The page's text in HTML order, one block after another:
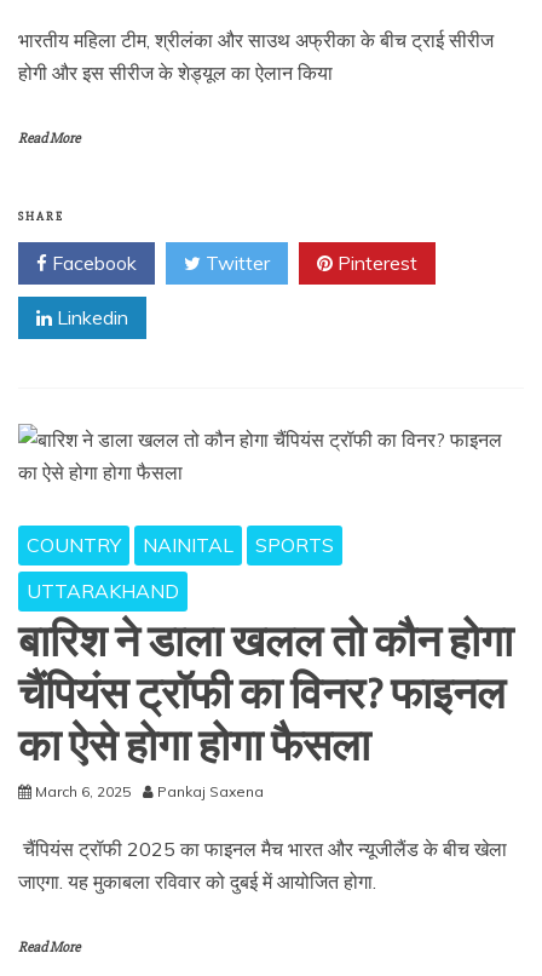
भारतीय महिला टीम, श्रीलंका और साउथ अफ्रीका के बीच ट्राई सीरीज
होगी और इस सीरीज के शेड्यूल का ऐलान किया
Read More
SHARE
Facebook Twitter Pinterest
Linkedin
COUNTRY NAINITAL
SPORTS
UTTARAKHAND
बारिश ने डाला खलल तो कौन होगा
चैंपियंस ट्रॉफी का विनर? फाइनल
का ऐसे होगा होगा फैसला
March 6, 2025 Pankaj Saxena
चैंपियंस ट्रॉफी 2025 का फाइनल मैच भारत और न्यूजीलैंड के बीच खेला
जाएगा. यह मुकाबला रविवार को दुबई में आयोजित होगा.
Read More